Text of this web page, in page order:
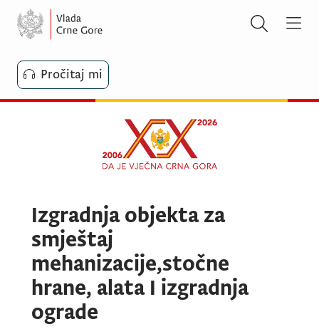
Pročitaj mi
Izgradnja objekta za
smještaj
mehanizacije,stočne
hrane, alata I izgradnja
ograde